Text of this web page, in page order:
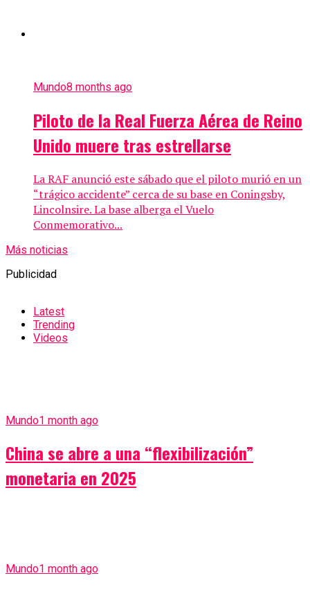
Mundo8 months ago
Piloto de la Real Fuerza Aérea de Reino
Unido muere tras estrellarse
La RAF anunció este sábado que el piloto murió en un
“trágico accidente” cerca de su base en Coningsby,
Lincolnsire. La base alberga el Vuelo
Conmemorativo...
Más noticias
Publicidad
Latest
Trending
Videos
Mundo1 month ago
China se abre a una “flexibilización”
monetaria en 2025
Mundo1 month ago